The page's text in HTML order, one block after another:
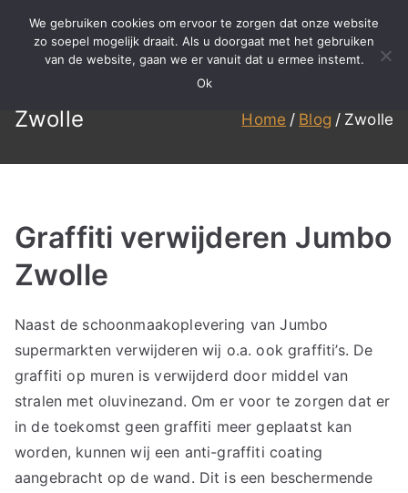
BBS
Reinigen
Meer dan 15 jaar ervaring in
specialistisch reinigen,
Zwolle Home Blog Zwolle
Graffiti verwijderen Jumbo
Zwolle
Naast de schoonmaakoplevering van Jumbo
supermarkten verwijderen wij o.a. ook graffiti’s. De
graffiti op muren is verwijderd door middel van
stralen met oluvinezand. Om er voor te zorgen dat er
in de toekomst geen graffiti meer geplaatst kan
worden, kunnen wij een anti-graffiti coating
aangebracht op de wand. Dit is een beschermende
We gebruiken cookies om ervoor te zorgen dat onze website
zo soepel mogelijk draait. Als u doorgaat met het gebruiken
van de website, gaan we er vanuit dat u ermee instemt.
Ok